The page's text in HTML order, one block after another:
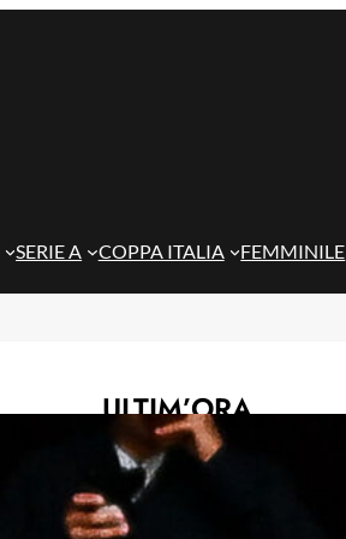
SERIE A COPPA ITALIA FEMMINILE
ULTIM’ORA